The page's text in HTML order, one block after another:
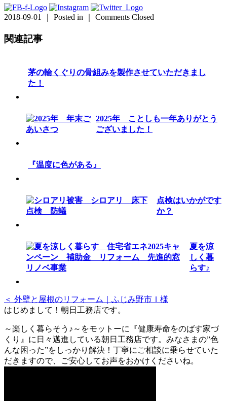
2018-09-01 ｜ Posted in ｜ Comments Closed
関連記事
茅の輪くぐりの骨組みを製作させていただきまし
た！
2025年 ことしも一年ありがとう
ございました！
『温度に色がある』
点検はいかがです
か？
夏を涼
しく暮
らす♪
＜ 外壁と屋根のリフォーム｜ふじみ野市Ｉ様
はじめまして！朝日工務店です。
～楽しく暮らそう♪～をモットーに『健康寿命をのばす家づ
くり』に日々邁進している朝日工務店です。みなさまの”色
んな困った”をしっかり解決！丁寧にご相談に乗らせていた
だきますので、ご安心してお声をおかけくださいね。